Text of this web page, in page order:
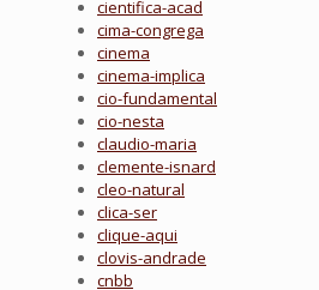
cientifica-acad
cima-congrega
cinema
cinema-implica
cio-fundamental
cio-nesta
claudio-maria
clemente-isnard
cleo-natural
clica-ser
clique-aqui
clovis-andrade
cnbb